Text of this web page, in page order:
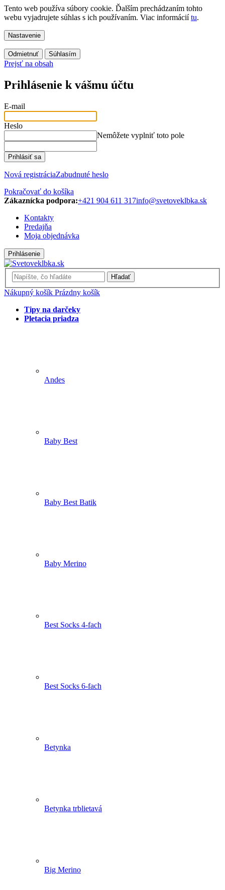
Tento web používa súbory cookie. Ďalším prechádzaním tohto
webu vyjadrujete súhlas s ich používaním. Viac informáciítu.
Nastavenie
Odmietnuť Súhlasím
Prejsť na obsah
Prihlásenie k vášmu účtu
E-mail
Heslo
Nemôžete vyplniť toto pole
Prihlásiť sa
Nová registráciaZabudnuté heslo
Pokračovať do košíka
Zákaznícka podpora:+421 904 611 317info@svetoveklbka.sk
Kontakty
Predajňa
Moja objednávka
Prihlásenie
Hľadať
Nákupný košík Prázdny košík
Tipy na darčeky
Pletacia priadza
Andes
Baby Best
Baby Best Batik
Baby Merino
Best Socks 4-fach
Best Socks 6-fach
Betynka
Betynka trblietavá
Big Merino